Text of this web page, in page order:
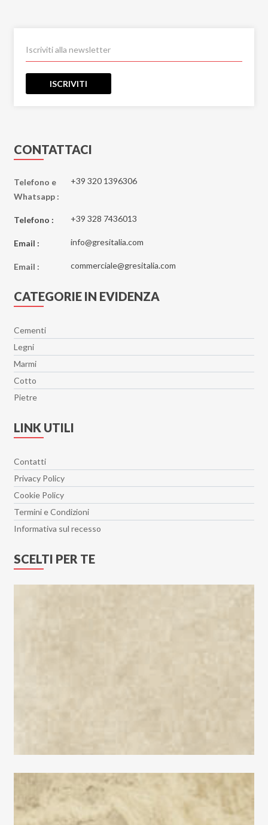
ISCRIVITI
CONTATTACI
Telefono e
Whatsapp :
+39 320 1396306
Telefono : +39 328 7436013
Email : info@gresitalia.com
Email : commerciale@gresitalia.com
CATEGORIE IN EVIDENZA
Cementi
Legni
Marmi
Cotto
Pietre
LINK UTILI
Contatti
Privacy Policy
Cookie Policy
Termini e Condizioni
Informativa sul recesso
SCELTI PER TE